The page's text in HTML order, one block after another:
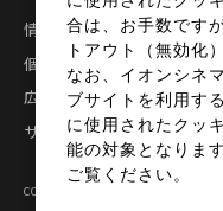
情報セキュリティ
個人情報の取扱い
広告掲載
サイトマップ
COPYRIGHT©2024 AEON
合は、お手数です
トアウト（無効化
なお、イオンシネ
ブサイトを利用す
に使用されたクッ
能の対象となりま
ご覧ください。